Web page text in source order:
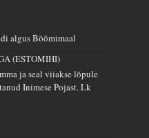
algus Böömimaal
(ESTOMIHI)
ja seal viiakse lõpule
Inimese Pojast.Lk